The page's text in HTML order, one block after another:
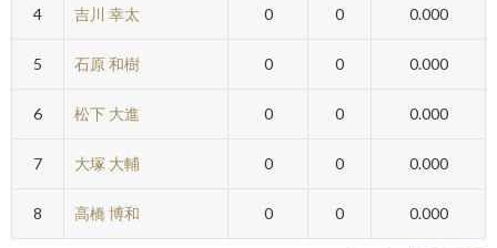
4 吉川 幸太 0 0 0.000
5 石原 和樹 0 0 0.000
6 松下 大進 0 0 0.000
7 大塚 大輔 0 0 0.000
8 高橋 博和 0 0 0.000